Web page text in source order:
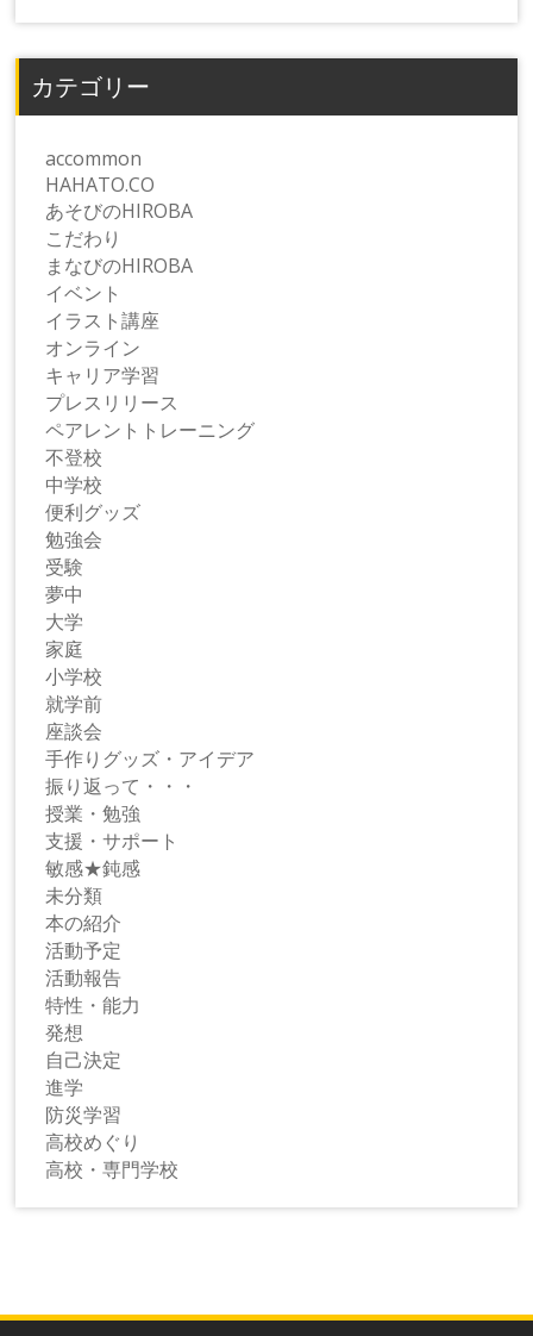
カテゴリー
accommon
HAHATO.CO
あそびのHIROBA
こだわり
まなびのHIROBA
イベント
イラスト講座
オンライン
キャリア学習
プレスリリース
ペアレントトレーニング
不登校
中学校
便利グッズ
勉強会
受験
夢中
大学
家庭
小学校
就学前
座談会
手作りグッズ・アイデア
振り返って・・・
授業・勉強
支援・サポート
敏感★鈍感
未分類
本の紹介
活動予定
活動報告
特性・能力
発想
自己決定
進学
防災学習
高校めぐり
高校・専門学校